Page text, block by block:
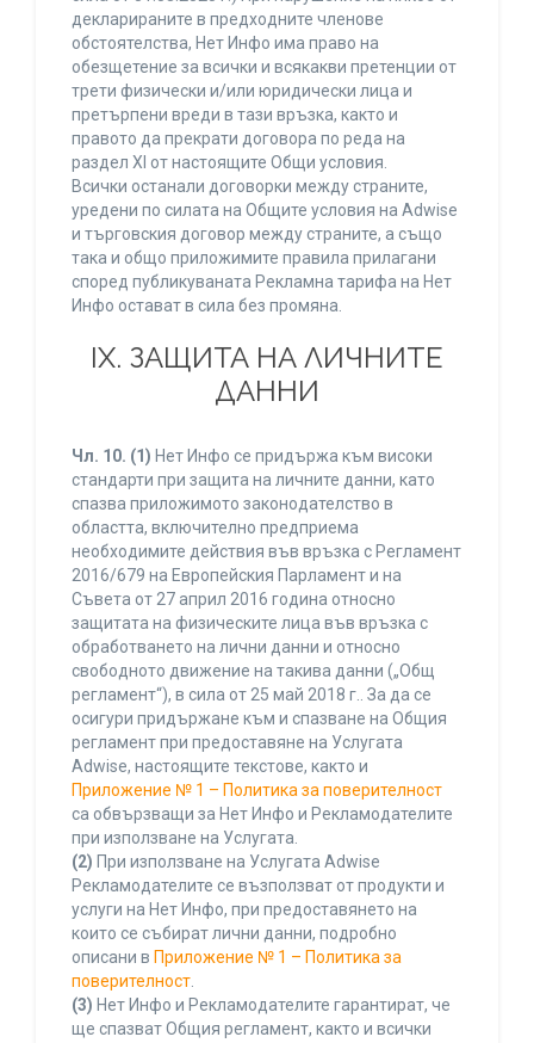
декларираните в предходните членове
обстоятелства, Нет Инфо има право на
обезщетение за всички и всякакви претенции от
трети физически и/или юридически лица и
претърпени вреди в тази връзка, както и
правото да прекрати договора по реда на
раздел XI от настоящите Общи условия.
Всички останали договорки между страните,
уредени по силата на Общите условия на Adwise
и търговския договор между страните, а също
така и общо приложимите правила прилагани
според публикуваната Рекламна тарифа на Нет
Инфо остават в сила без промяна.
IХ. ЗАЩИТА НА ЛИЧНИТЕ
ДАННИ
Чл. 10. (1) Нет Инфо се придържа към високи
стандарти при защита на личните данни, като
спазва приложимото законодателство в
областта, включително предприема
необходимите действия във връзка с Регламент
2016/679 на Европейския Парламент и на
Съвета от 27 април 2016 година относно
защитата на физическите лица във връзка с
обработването на лични данни и относно
свободното движение на такива данни („Общ
регламент“), в сила от 25 май 2018 г.. За да се
осигури придържане към и спазване на Общия
регламент при предоставяне на Услугата
Adwise, настоящите текстове, както и
Приложение № 1 – Политика за поверителност
са обвързващи за Нет Инфо и Рекламодателите
при използване на Услугата.
(2) При използване на Услугата Adwise
Рекламодателите се възползват от продукти и
услуги на Нет Инфо, при предоставянето на
които се събират лични данни, подробно
описани в Приложение № 1 – Политика за
поверителност.
(3) Нет Инфо и Рекламодателите гарантират, че
ще спазват Общия регламент, както и всички